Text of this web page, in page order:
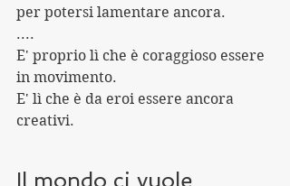
per potersi lamentare ancora.
....
E' proprio lì che è coraggioso essere
in movimento.
E' lì che è da eroi essere ancora
creativi.
Il mondo ci vuole